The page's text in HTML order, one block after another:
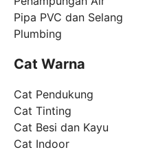
Pipa PVC dan Selang
Plumbing
Cat Warna
Cat Pendukung
Cat Tinting
Cat Besi dan Kayu
Cat Indoor